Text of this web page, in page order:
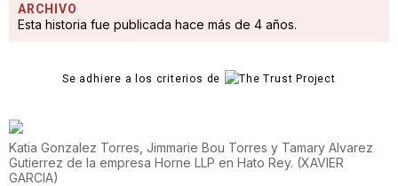
ARCHIVO
Esta historia fue publicada hace más de 4 años.
Se adhiere a los criterios de
Katia Gonzalez Torres, Jimmarie Bou Torres y Tamary Alvarez
Gutierrez de la empresa Horne LLP en Hato Rey. (XAVIER
GARCIA)